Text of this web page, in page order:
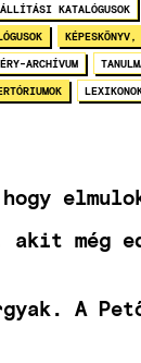
KATALÓGUSOK
ARCHÍVUM
akit még
A